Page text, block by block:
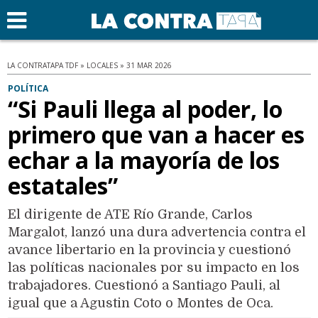
LA CONTRATAPA TDF » LOCALES » 31 MAR 2026
POLÍTICA
“Si Pauli llega al poder, lo
primero que van a hacer es
echar a la mayoría de los
estatales”
El dirigente de ATE Río Grande, Carlos
Margalot, lanzó una dura advertencia contra el
avance libertario en la provincia y cuestionó
las políticas nacionales por su impacto en los
trabajadores. Cuestionó a Santiago Pauli, al
igual que a Agustin Coto o Montes de Oca.